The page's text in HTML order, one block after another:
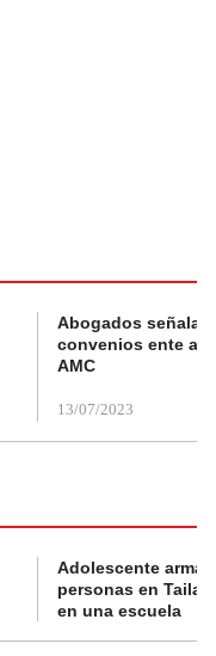
Abogados
convenios ente
AMC
13/07/2023
Adolescente
personas en
en una escuela